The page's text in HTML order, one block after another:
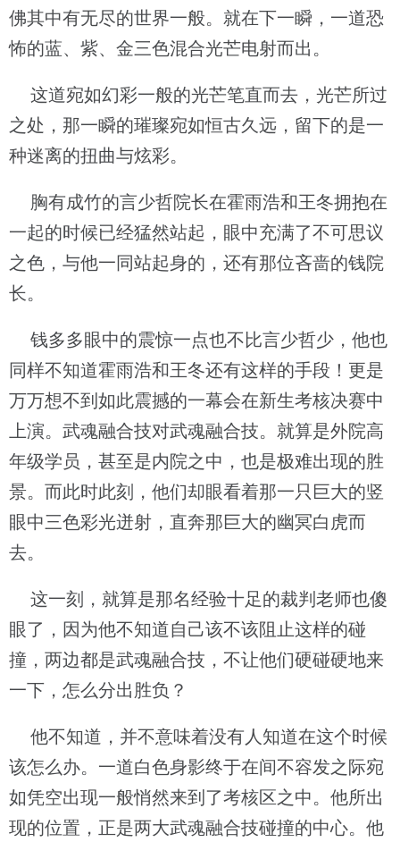
佛其中有无尽的世界一般。就在下一瞬，一道恐
怖的蓝、紫、金三色混合光芒电射而出。
这道宛如幻彩一般的光芒笔直而去，光芒所过
之处，那一瞬的璀璨宛如恒古久远，留下的是一
种迷离的扭曲与炫彩。
胸有成竹的言少哲院长在霍雨浩和王冬拥抱在
一起的时候已经猛然站起，眼中充满了不可思议
之色，与他一同站起身的，还有那位吝啬的钱院
长。
钱多多眼中的震惊一点也不比言少哲少，他也
同样不知道霍雨浩和王冬还有这样的手段！更是
万万想不到如此震撼的一幕会在新生考核决赛中
上演。武魂融合技对武魂融合技。就算是外院高
年级学员，甚至是内院之中，也是极难出现的胜
景。而此时此刻，他们却眼看着那一只巨大的竖
眼中三色彩光迸射，直奔那巨大的幽冥白虎而
去。
这一刻，就算是那名经验十足的裁判老师也傻
眼了，因为他不知道自己该不该阻止这样的碰
撞，两边都是武魂融合技，不让他们硬碰硬地来
一下，怎么分出胜负？
他不知道，并不意味着没有人知道在这个时候
该怎么办。一道白色身影终于在间不容发之际宛
如凭空出现一般悄然来到了考核区之中。他所出
现的位置，正是两大武魂融合技碰撞的中心。他